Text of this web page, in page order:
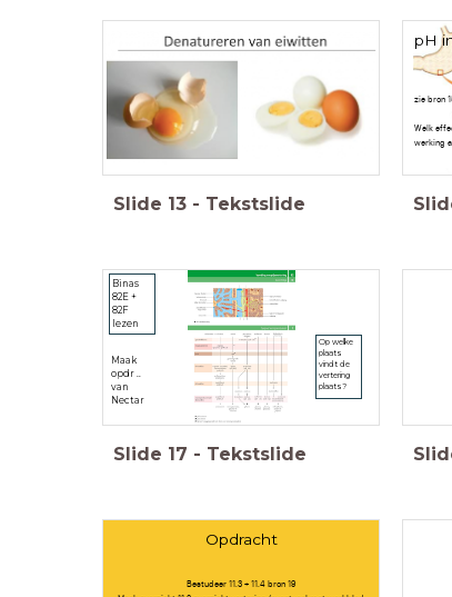
Slide 13 - Tekstslide
pH
zie bron
Welk
werking
Binas
82E +
82F
lezen
Maak
opdr ..
van
Nectar
Op welke
plaats
vindt de
vertering
plaats?
Slide 17 - Tekstslide
Opdracht
Bestudeer 11.3 + 11.4 bron 19